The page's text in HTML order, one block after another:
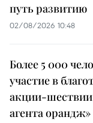
путь развитию
02/08/2026 10:48
Более 5 000
участие в
акции-
агента орандж»